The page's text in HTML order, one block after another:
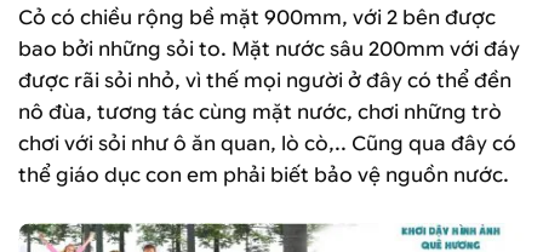
Cỏ có chiều rộng bề mặt 900mm, với 2 bên được
bao bởi những sỏi to. Mặt nước sâu 200mm với đáy
được rãi sỏi nhỏ, vì thế mọi người ở đây có thể đền
nô đùa, tương tác cùng mặt nước, chơi những trò
chơi với sỏi như ô ăn quan, lò cò,.. Cũng qua đây có
thể giáo dục con em phải biết bảo vệ nguồn nước.